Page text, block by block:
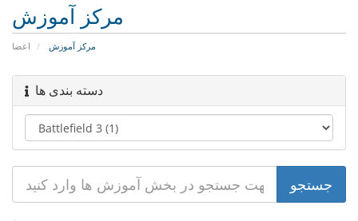
مرکز آموزش
اعضا مرکز آموزش
دسته بندی ها